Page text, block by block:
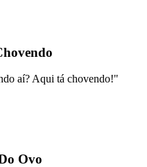
aí? Aqui tá chovendo!"
Ovo